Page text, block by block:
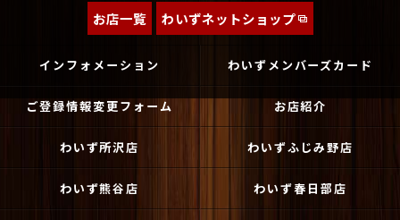
お店一覧 わいずネットショップ
インフォメーション わいずメンバーズカード
ご登録情報変更フォーム お店紹介
わいず所沢店 わいずふじみ野店
わいず熊谷店 わいず春日部店